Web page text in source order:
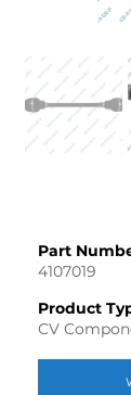
Part
4107019
Product
CV